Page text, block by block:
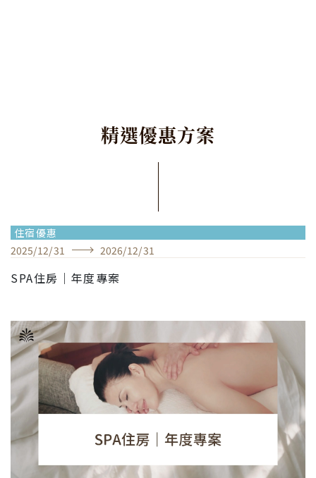
精選優惠方案
住宿優惠
2025/12/31 2026/12/31
SPA住房｜年度專案